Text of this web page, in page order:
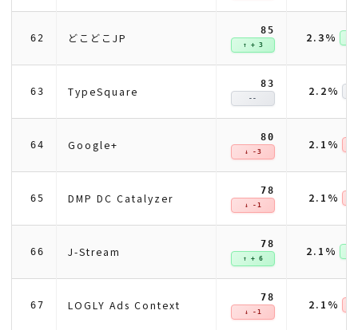
62 どこどこJP
85
↑ + 3 2.3%
63 TypeSquare
83
-- 2.2%
64 Google+
80
↓ -3 2.1%
65 DMP DC Catalyzer
78
↓ -1 2.1%
66 J-Stream
78
↑ + 6 2.1%
67 LOGLY Ads Context
78
↓ -1 2.1%